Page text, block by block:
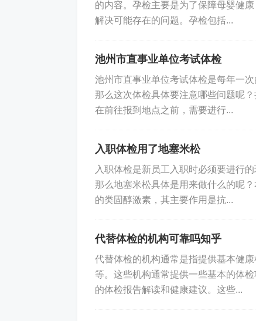
的内容。孕检主要是为了保障母婴健
解决可能存在的问题。孕检包括...
池州市直事业单位考试体检
池州市直事业单位考试体检是每年一
那么这次体检具体要注意哪些问题呢
在前往报到地点之前，需要进行...
入职体检用了地塞米松
入职体检是新员工入职时必须要进行
那么地塞米松具体是用来做什么的呢
的类固醇激素，其主要作用是抗...
代替体检的机构可靠吗知乎
代替体检的机构通常是指提供基本健
等。这些机构通常提供一些基本的体
的体检报告解读和健康建议。这些...